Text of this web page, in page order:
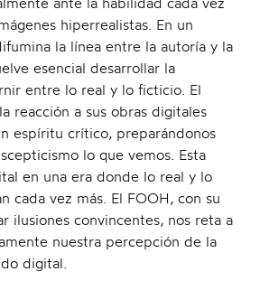
hiperrealistas. En un
la línea entre la autoría y la
esencial desarrollar la
entre lo real y lo ficticio. El
reacción a sus obras digitales
espíritu crítico, preparándonos
lo que vemos. Esta
en una era donde lo real y lo
cada vez más. El FOOH, con su
ilusiones convincentes, nos reta a
nuestra percepción de la
digital.